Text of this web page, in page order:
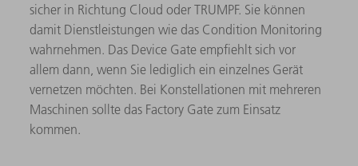
sicher in Richtung Cloud oder TRUMPF. Sie können
damit Dienstleistungen wie das Condition Monitoring
wahrnehmen. Das Device Gate empfiehlt sich vor
allem dann, wenn Sie lediglich ein einzelnes Gerät
vernetzen möchten. Bei Konstellationen mit mehreren
Maschinen sollte das Factory Gate zum Einsatz
kommen.